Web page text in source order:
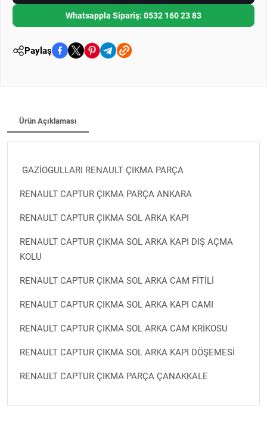
Whatsappla Sipariş: 0532 160 23 83
Paylaş
Ürün Açıklaması
GAZİOGULLARI RENAULT ÇIKMA PARÇA
RENAULT CAPTUR ÇIKMA PARÇA ANKARA
RENAULT CAPTUR ÇIKMA SOL ARKA KAPI
RENAULT CAPTUR ÇIKMA SOL ARKA KAPI DIŞ AÇMA
KOLU
RENAULT CAPTUR ÇIKMA SOL ARKA CAM FİTİLİ
RENAULT CAPTUR ÇIKMA SOL ARKA KAPI CAMI
RENAULT CAPTUR ÇIKMA SOL ARKA CAM KRİKOSU
RENAULT CAPTUR ÇIKMA SOL ARKA KAPI DÖŞEMESİ
RENAULT CAPTUR ÇIKMA PARÇA ÇANAKKALE